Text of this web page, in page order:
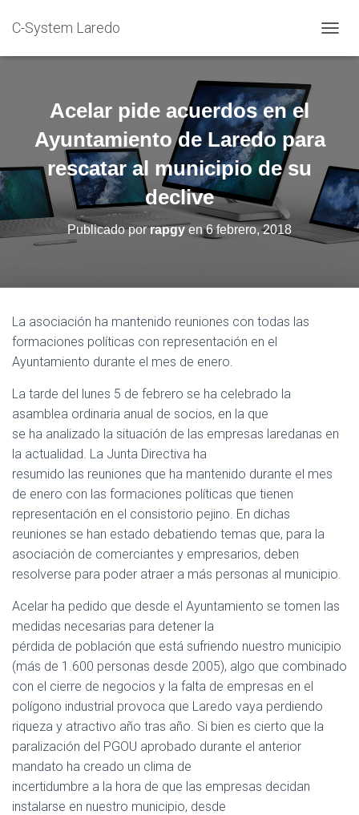
C-System Laredo
A
D
O
D
E
Acelar pide acuerdos en el
Ayuntamiento de Laredo para
rescatar al municipio de su
declive
Publicado porrapgyen6 febrero, 2018
La asociación ha mantenido reuniones con todas las
formaciones políticas con representación en el
Ayuntamiento durante el mes de enero.
La tarde del lunes 5 de febrero se ha celebrado la
asamblea ordinaria anual de socios, en la que
se ha analizado la situación de las empresas laredanas en
la actualidad. La Junta Directiva ha
resumido las reuniones que ha mantenido durante el mes
de enero con las formaciones políticas que tienen
representación en el consistorio pejino. En dichas
reuniones se han estado debatiendo temas que, para la
asociación de comerciantes y empresarios, deben
resolverse para poder atraer a más personas al municipio.
Acelar ha pedido que desde el Ayuntamiento se tomen las
medidas necesarias para detener la
pérdida de población que está sufriendo nuestro municipio
(más de 1.600 personas desde 2005), algo que combinado
con el cierre de negocios y la falta de empresas en el
polígono industrial provoca que Laredo vaya perdiendo
riqueza y atractivo año tras año. Si bien es cierto que la
paralización del PGOU aprobado durante el anterior
mandato ha creado un clima de
incertidumbre a la hora de que las empresas decidan
instalarse en nuestro municipio, desde